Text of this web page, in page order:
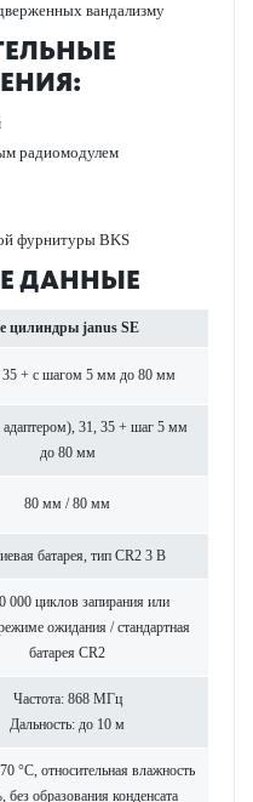
вандал­изму
радио­модулем
фурнитуры BKS
ДАННЫЕ
цилиндры janus SE
35 + с шагом 5 мм до 80 мм
31, 35 + шаг 5 мм
до 80 мм
80 мм / 80 мм
бат­арея, тип CR2 3 В
000 циклов запирания или
ожидания / стандартная
бат­арея CR2
Частота: 868 МГц
Дальность: до 10 м
°C, относительная влажность
без обра­зования конденсата